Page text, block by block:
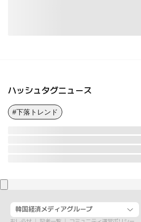
ハッシュタグニュース
#下落トレンド
韓国経済メディアグループ